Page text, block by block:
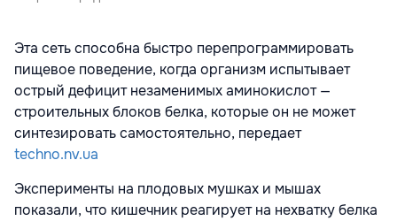
Эта сеть способна быстро перепрограммировать
пищевое поведение, когда организм испытывает
острый дефицит незаменимых аминокислот —
строительных блоков белка, которые он не может
синтезировать самостоятельно, передает
techno.nv.ua
Эксперименты на плодовых мушках и мышах
показали, что кишечник реагирует на нехватку белка